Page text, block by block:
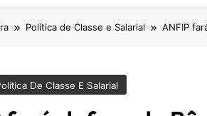
Política de Classe e Salarial ANFIP
De Classe E Salarial